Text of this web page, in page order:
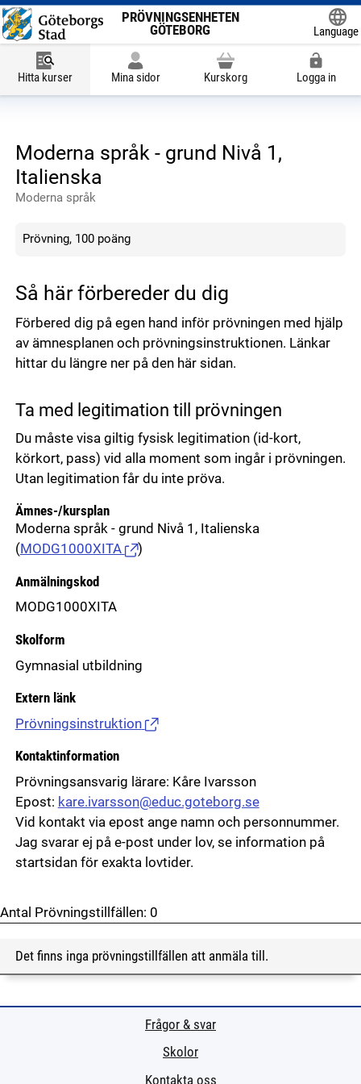
PRÖVNINGSENHETEN
GÖTEBORG
Language
Hitta kurser Mina sidor Kurskorg Logga in
Moderna språk - grund Nivå 1,
Italienska
Moderna språk
Prövning, 100 poäng
Så här förbereder du dig
Förbered dig på egen hand inför prövningen med hjälp
av ämnesplanen och prövningsinstruktionen. Länkar
hittar du längre ner på den här sidan.
Ta med legitimation till prövningen
Du måste visa giltig fysisk legitimation (id-kort,
körkort, pass) vid alla moment som ingår i prövningen.
Utan legitimation får du inte pröva.
Ämnes-/kursplan
Moderna språk - grund Nivå 1, Italienska
(MODG1000XITA )
Anmälningskod
MODG1000XITA
Skolform
Gymnasial utbildning
Extern länk
Prövningsinstruktion (Länk till extern sida.)
Kontaktinformation
Prövningsansvarig lärare: Kåre Ivarsson
Epost: kare.ivarsson@educ.goteborg.se
Vid kontakt via epost ange namn och personnummer.
Jag svarar ej på e-post under lov, se information på
startsidan för exakta lovtider.
Antal Prövningstillfällen: 0
Det finns inga prövningstillfällen att anmäla till.
Frågor & svar
Skolor
Kontakta oss